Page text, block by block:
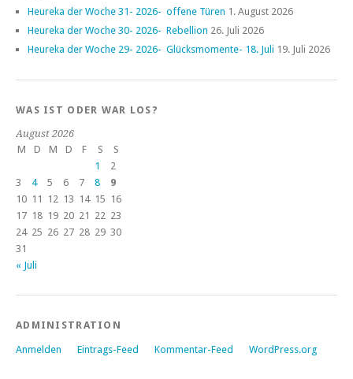
Heureka der Woche 31- 2026- offene Türen 1. August 2026
Heureka der Woche 30- 2026- Rebellion 26. Juli 2026
Heureka der Woche 29- 2026- Glücksmomente- 18. Juli 19. Juli 2026
WAS IST ODER WAR LOS?
August 2026
M
D M D F S
S
1
2
3
4 5 6 7 8
9
10 11 12 13 14 15 16
17 18 19 20 21 22 23
24 25 26 27 28 29 30
31
« Juli
ADMINISTRATION
Anmelden Eintrags-Feed Kommentar-Feed WordPress.org